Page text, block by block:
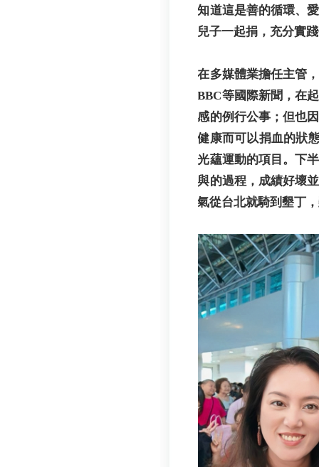
知道這是善的循環、
兒子一起捐，充分實
在多媒體業擔任主管
BBC等國際新聞，在
感的例行公事；但也
健康而可以捐血的狀
光蘊運動的項目。下
與的過程，成績好壞
氣從台北就騎到墾丁